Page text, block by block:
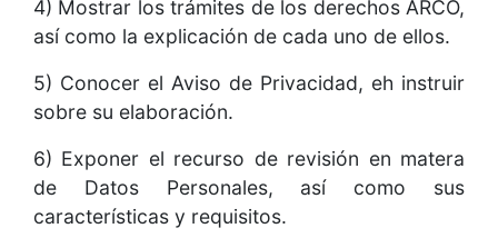
4) Mostrar los trámites de los derechos ARCO,
así como la explicación de cada uno de ellos.
5) Conocer el Aviso de Privacidad, eh instruir
sobre su elaboración.
6) Exponer el recurso de revisión en matera
de Datos Personales, así como sus
características y requisitos.